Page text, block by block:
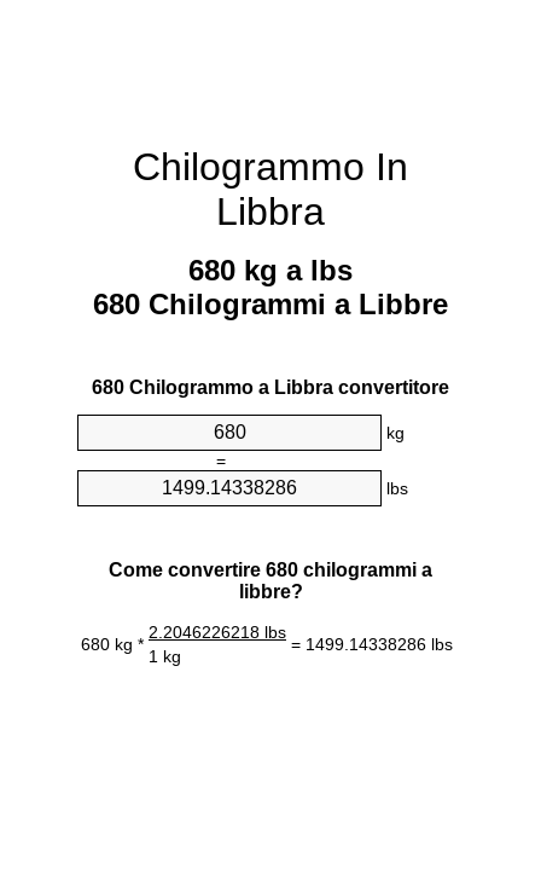
Chilogrammo In
Libbra
680 kg a lbs
680 Chilogrammi a Libbre
680 Chilogrammo a Libbra convertitore
kg
=
lbs
Come convertire 680 chilogrammi a
libbre?
680 kg *
2.2046226218 lbs
= 1499.14338286 lbs
1 kg